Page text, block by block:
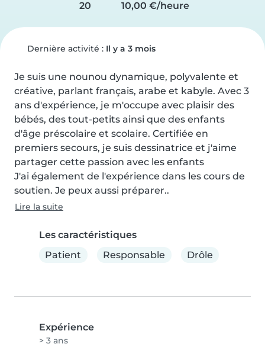
20
10,00 €/heure
Dernière activité : Il y a 3 mois
Je suis une nounou dynamique, polyvalente et
créative, parlant français, arabe et kabyle. Avec 3
ans d'expérience, je m'occupe avec plaisir des
bébés, des tout-petits ainsi que des enfants
d'âge préscolaire et scolaire. Certifiée en
premiers secours, je suis dessinatrice et j'aime
partager cette passion avec les enfants
J'ai également de l'expérience dans les cours de
soutien. Je peux aussi préparer..
Lire la suite
Les caractéristiques
Patient
Responsable Drôle
Expérience
> 3 ans